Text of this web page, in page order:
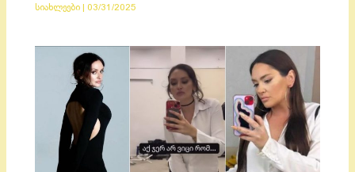
სიახლეები 03/31/2025